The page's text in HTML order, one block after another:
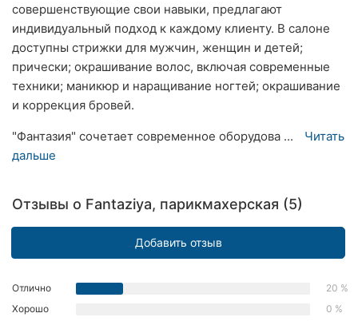
Запорожье
Днепр
Кривой
Николаев
Чернигов
совершенствующие свои навыки, предлагают
индивидуальный подход к каждому клиенту. В салоне
доступны стрижки для мужчин, женщин и детей;
прически; окрашивание волос, включая современные
техники; маникюр и наращивание ногтей; окрашивание
и коррекция бровей.
"Фантазия" сочетает современное оборудова ...
Читать
дальше
Отзывы о Fantaziya, парикмахерская (5)
Добавить отзыв
Отлично
20 %
Хорошо
0 %